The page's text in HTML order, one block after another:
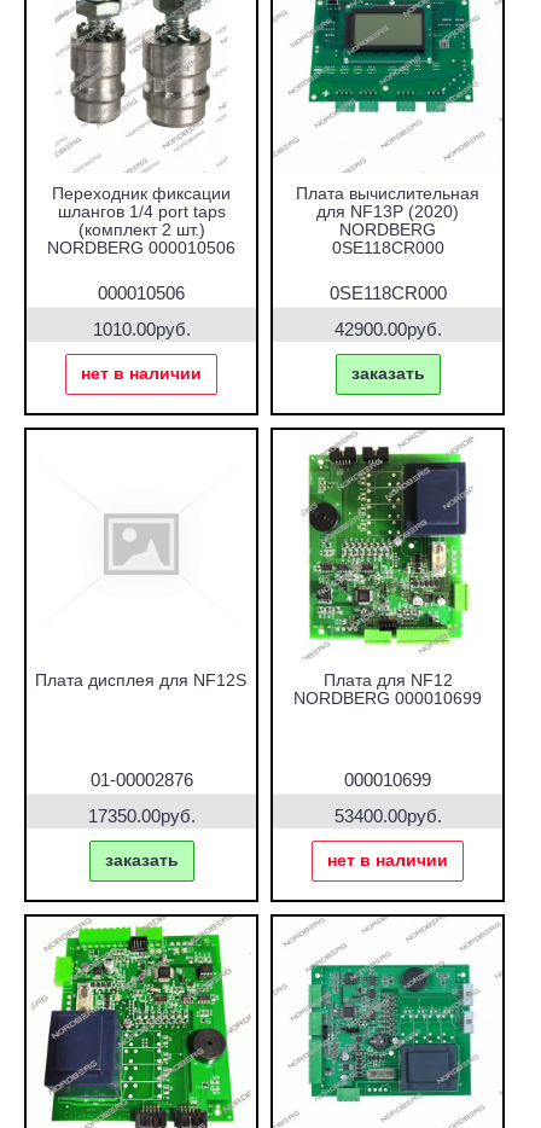
Переходник фиксации
шлангов 1/4 port taps
(комплект 2 шт.)
NORDBERG 000010506
000010506
1010.00руб.
нет в наличии
Плата вычислительная
для NF13P (2020)
NORDBERG
0SE118CR000
0SE118CR000
42900.00руб.
заказать
Плата дисплея для NF12S
01-00002876
17350.00руб.
заказать
Плата для NF12
NORDBERG 000010699
000010699
53400.00руб.
нет в наличии